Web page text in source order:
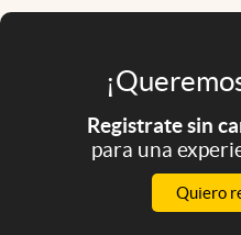
Registrate sin
para una
Quiero